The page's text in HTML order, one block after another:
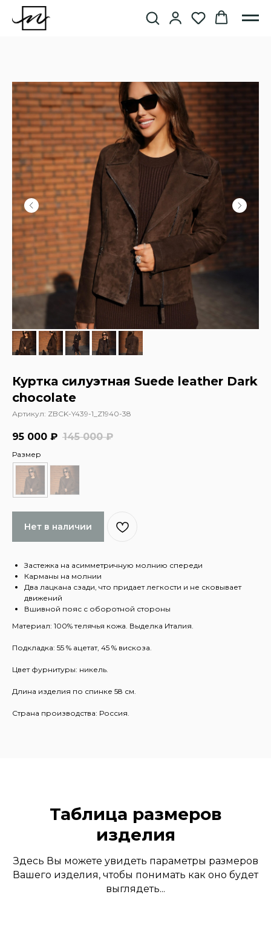
Куртка силуэтная Suede leather Dark
chocolate
Артикул: ZBCK-Y439-1_Z1940-38
95 000 ₽ 145 000 ₽
Размер
Нет в наличии
Застежка на асимметричную молнию спереди
Карманы на молнии
Два лацкана сзади, что придает легкости и не сковывает
движений
Вшивной пояс с оборотной стороны
Материал: 100% телячья кожа. Выделка Италия.
Подкладка: 55 % ацетат, 45 % вискоза.
Цвет фурнитуры: никель.
Длина изделия по спинке 58 см.
Страна производства: Россия.
Таблица размеров
изделия
Здесь Вы можете увидеть параметры размеров
Вашего изделия, чтобы понимать как оно будет
выглядеть...